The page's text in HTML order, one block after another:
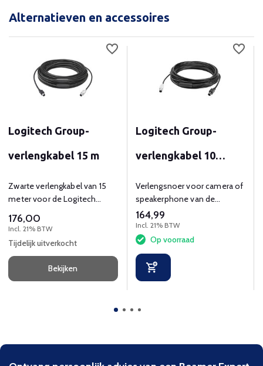
Alternatieven en accessoires
Logitech Group-
verlengkabel 15 m
Zwarte verlengkabel van 15
meter voor de Logitech
Group
176,00
Incl. 21% BTW
Tijdelijk uitverkocht
Bekijken
Logitech Group-
verlengkabel 10
meter
Verlengsnoer voor camera of
speakerphone van de
Logitech Group
164,99
Incl. 21% BTW
Op voorraad